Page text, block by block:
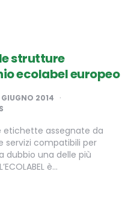
strutture
ecolabel europeo
2014
etichette assegnate da
servizi compatibili per
dubbio una delle più
è…